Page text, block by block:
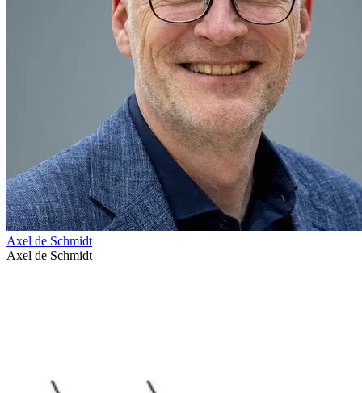
Axel de Schmidt
Axel de Schmidt